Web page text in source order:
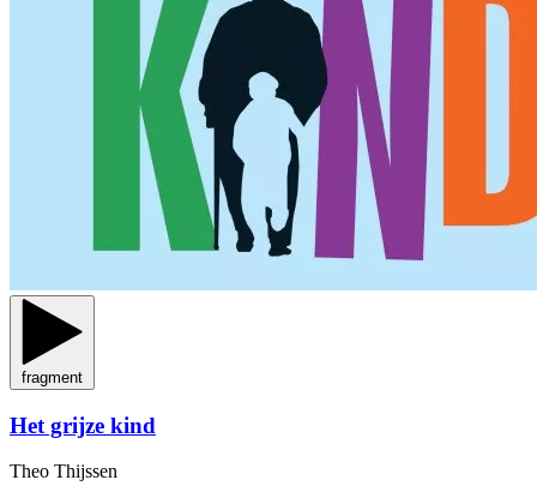
fragment
Het grijze kind
Theo Thijssen